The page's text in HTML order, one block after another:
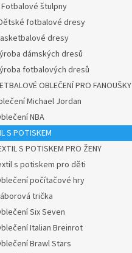
Fotbalové štulpny
fotbalové dresy
dresy
dámských dresů
fotbalových dresů
OBLEČENÍ PRO FANOUŠKY
Michael Jordan
NBA
S POTISKEM
S POTISKEM PRO ŽENY
s potiskem pro děti
počítačové hry
trička
Six Seven
Italian Breinrot
Brawl Stars